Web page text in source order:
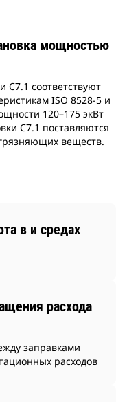
мощностью
C7.1 соответствуют
ISO 8528-5 и
120–175 экВт
C7.1 поставляются
веществ.
в и средах
расхода
заправками
расходов